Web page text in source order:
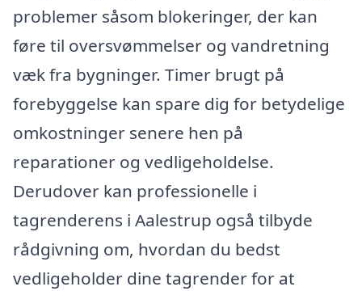
problemer såsom blokeringer, der kan
føre til oversvømmelser og vandretning
væk fra bygninger. Timer brugt på
forebyggelse kan spare dig for betydelige
omkostninger senere hen på
reparationer og vedligeholdelse.
Derudover kan professionelle i
tagrenderens i Aalestrup også tilbyde
rådgivning om, hvordan du bedst
vedligeholder dine tagrender for at